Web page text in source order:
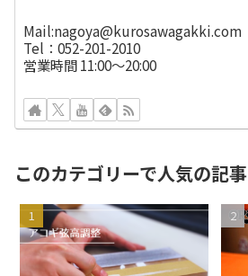
Mail:nagoya@kurosawagakki.com
Tel：052-201-2010
営業時間 11:00～20:00
このカテゴリーで人気の記事